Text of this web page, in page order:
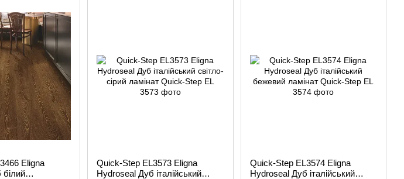
Eligna
Quick-Step EL3573 Eligna
Hydroseal Дуб італійський
Quick-Step EL3574 Eligna
Hydroseal Дуб італійський